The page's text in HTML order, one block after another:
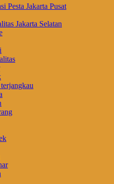
Pesta Jakarta Pusat
Jakarta Selatan